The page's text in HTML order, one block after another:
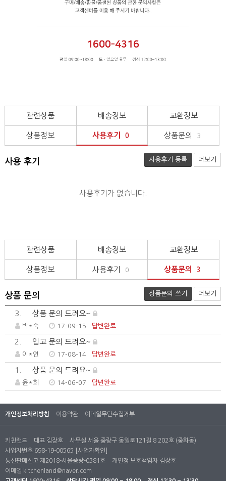
관련상품 배송정보 교환정보
상품정보 사용후기 0 상품문의 3
사용 후기 사용후기 등록 더보기
사용후기가 없습니다.
관련상품 배송정보 교환정보
상품정보 사용후기 0 상품문의 3
상품 문의 상품문의 쓰기 더보기
3. 상품 문의 드려요~
박*숙 17-09-15 답변완료
2. 입고 문의 드려요~
이*연 17-08-14 답변완료
1. 상품 문의 드려요~
윤*희 14-06-07 답변완료
개인정보처리방침 이용약관 이메일무단수집거부
키친랜드 대표 김장호
사무실 서울 중랑구 동일로121길 8 202호 (중화동)
사업자번호 698-19-00565
[사업자확인]
통신판매신고 제2018-서울중랑-0381호
개인정 보호책임자 김장호
이메일 kitchenland@naver.com